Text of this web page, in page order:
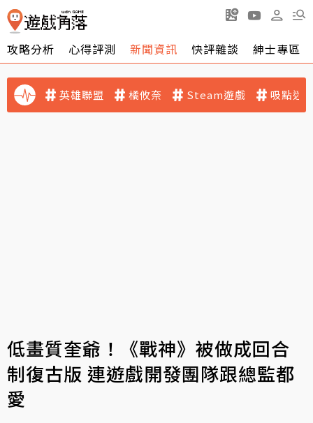
攻略分析 心得評測 新聞資訊 快評雜談 紳士專區
英雄聯盟 橘攸奈 Steam遊戲 吸點迷
低畫質奎爺！《戰神》被做成回合
制復古版 連遊戲開發團隊跟總監都
愛